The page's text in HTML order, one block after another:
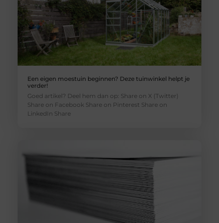
Een eigen moestuin beginnen? Deze tuinwinkel helpt je
verder!
Goed artikel? Deel hem dan op: Share on X (Twitter)
Share on Facebook Share on Pinterest Share on
LinkedIn Share